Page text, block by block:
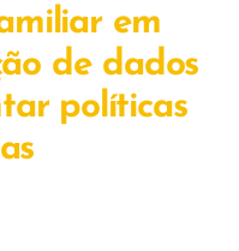
em
de dados
políticas